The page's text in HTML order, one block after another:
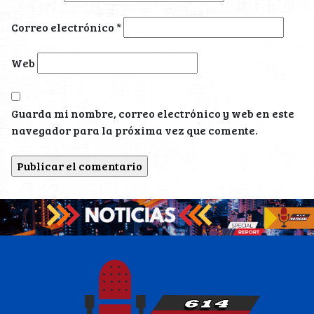
Correo electrónico*
Web
Guarda mi nombre, correo electrónico y web en este
navegador para la próxima vez que comente.